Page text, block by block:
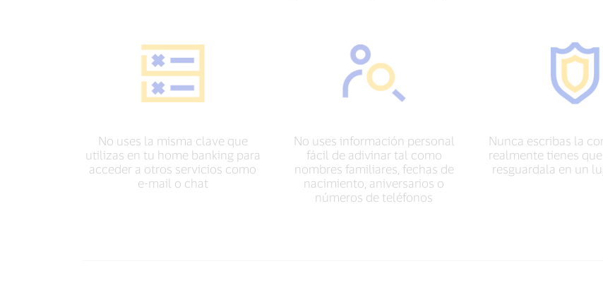
No uses la misma clave que
utilizas en tu home banking para
acceder a otros servicios como
e-mail o chat
No uses información personal
fácil de adivinar tal como
nombres familiares, fechas de
nacimiento, aniversarios o
números de teléfonos
Nunca escribas la
realmente tienes que
resguardala en un